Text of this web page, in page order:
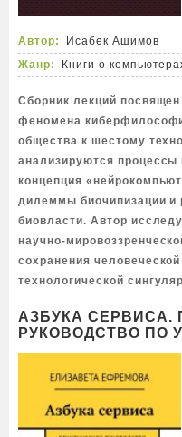
Автор:
Исабек Ашимов
Жанр:
Книги о
Сборник лекций
феномена
общества к шестому
анализируются процессы
концепция
дилеммы биочипизации и
биовласти. Автор
научно-
сохранения
технологической
АЗБУКА СЕРВИСА.
РУКОВОДСТВО ПО